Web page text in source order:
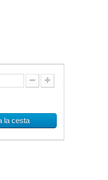
la cesta